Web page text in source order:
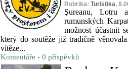
Rubrika: Turistika,
Şureanu, Lotru
rumunských
možnost účastnit
který do soutěže již tradičně
vítěze...
Komentáře - 0 příspěvků